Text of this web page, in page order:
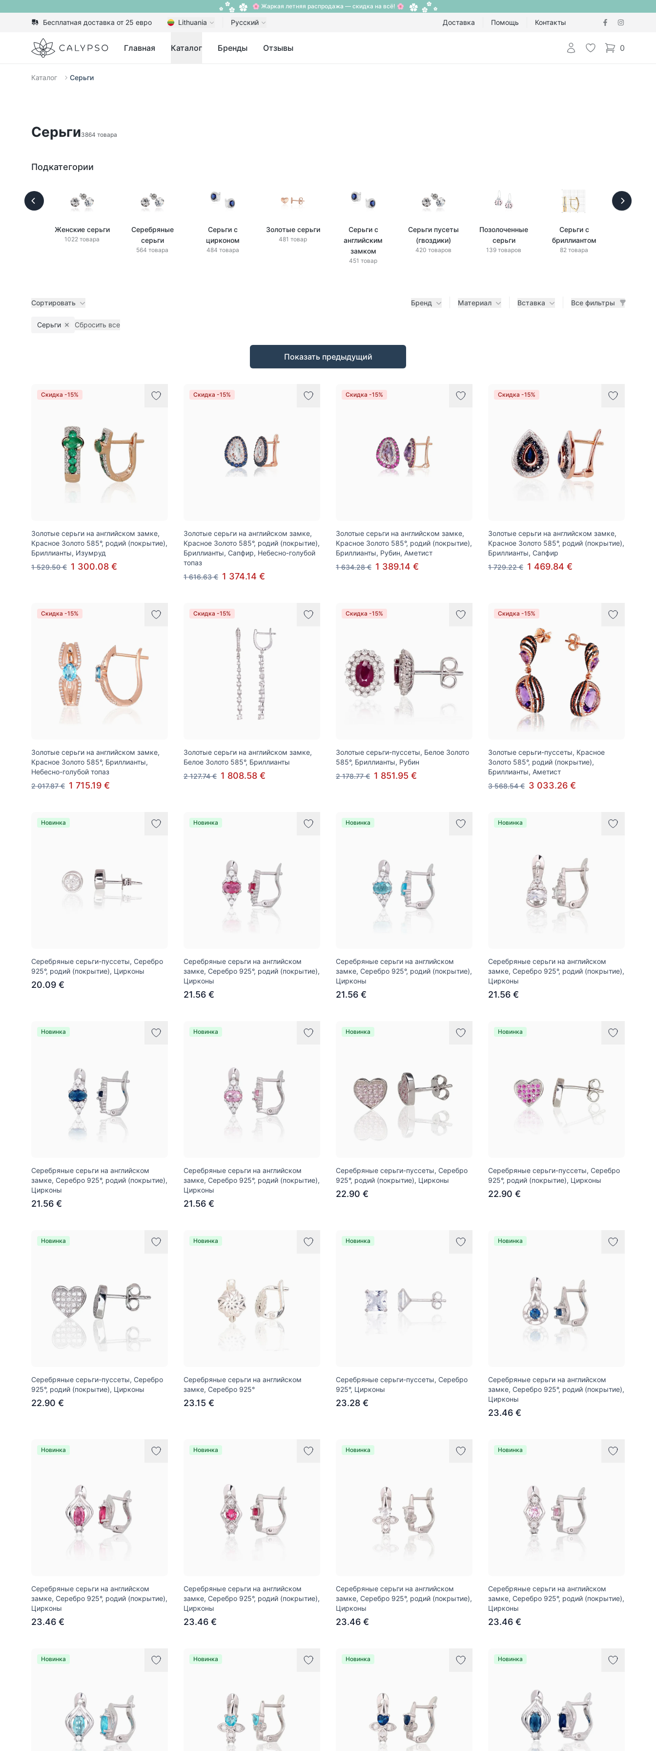
🌸 Жаркая летняя распродажа — скидка на всё! 🌸
Бесплатная доставка от 25 евро Lithuania Русский Доставка Помощь Контакты
Calypso Главная Каталог Бренды Отзывы Авторизоваться
Избранное
0
items in cart,
Каталог Серьги
Серьги3864 товара
Подкатегории
Женские серьги
1022 товара
Серебряные
серьги
564 товара
Серьги с
цирконом
484 товара
Золотые серьги
481 товар
Серьги с
английским
замком
451 товар
Серьги пусеты
(гвоздики)
420 товаров
Позолоченные
серьги
139 товаров
Серьги с
бриллиантом
82 товара
Сортировать Бренд Материал Вставка Все фильтры
Серьги Remove filter
Сбросить все
Показать предыдущий
Скидка -15%
Золотые серьги на английском замке,
Красное Золото 585°, родий (покрытие),
Бриллианты, Изумруд
1 529.50 € 1 300.08 €
Скидка -15%
Золотые серьги на английском замке,
Красное Золото 585°, родий (покрытие),
Бриллианты, Сапфир, Небесно-голубой
топаз
1 616.63 € 1 374.14 €
Скидка -15%
Золотые серьги на английском замке,
Красное Золото 585°, родий (покрытие),
Бриллианты, Рубин, Аметист
1 634.28 € 1 389.14 €
Скидка -15%
Золотые серьги на английском замке,
Красное Золото 585°, родий (покрытие),
Бриллианты, Сапфир
1 729.22 € 1 469.84 €
Скидка -15%
Золотые серьги на английском замке,
Красное Золото 585°, Бриллианты,
Небесно-голубой топаз
2 017.87 € 1 715.19 €
Скидка -15%
Золотые серьги на английском замке,
Белое Золото 585°, Бриллианты
2 127.74 € 1 808.58 €
Скидка -15%
Золотые серьги-пуссеты, Белое Золото
585°, Бриллианты, Рубин
2 178.77 € 1 851.95 €
Скидка -15%
Золотые серьги-пуссеты, Красное
Золото 585°, родий (покрытие),
Бриллианты, Аметист
3 568.54 € 3 033.26 €
Новинка
Серебряные серьги-пуссеты, Серебро
925°, родий (покрытие), Цирконы
20.09 €
Новинка
Серебряные серьги на английском
замке, Серебро 925°, родий (покрытие),
Цирконы
21.56 €
Новинка
Серебряные серьги на английском
замке, Серебро 925°, родий (покрытие),
Цирконы
21.56 €
Новинка
Серебряные серьги на английском
замке, Серебро 925°, родий (покрытие),
Цирконы
21.56 €
Новинка
Серебряные серьги на английском
замке, Серебро 925°, родий (покрытие),
Цирконы
21.56 €
Новинка
Серебряные серьги на английском
замке, Серебро 925°, родий (покрытие),
Цирконы
21.56 €
Новинка
Серебряные серьги-пуссеты, Серебро
925°, родий (покрытие), Цирконы
22.90 €
Новинка
Серебряные серьги-пуссеты, Серебро
925°, родий (покрытие), Цирконы
22.90 €
Новинка
Серебряные серьги-пуссеты, Серебро
925°, родий (покрытие), Цирконы
22.90 €
Новинка
Серебряные серьги на английском
замке, Серебро 925°
23.15 €
Новинка
Серебряные серьги-пуссеты, Серебро
925°, Цирконы
23.28 €
Новинка
Серебряные серьги на английском
замке, Серебро 925°, родий (покрытие),
Цирконы
23.46 €
Новинка
Серебряные серьги на английском
замке, Серебро 925°, родий (покрытие),
Цирконы
23.46 €
Новинка
Серебряные серьги на английском
замке, Серебро 925°, родий (покрытие),
Цирконы
23.46 €
Новинка
Серебряные серьги на английском
замке, Серебро 925°, родий (покрытие),
Цирконы
23.46 €
Новинка
Серебряные серьги на английском
замке, Серебро 925°, родий (покрытие),
Цирконы
23.46 €
Новинка Новинка Новинка Новинка